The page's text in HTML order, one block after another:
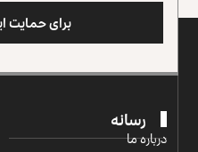
برای حمایت
رسانه
درباره ما